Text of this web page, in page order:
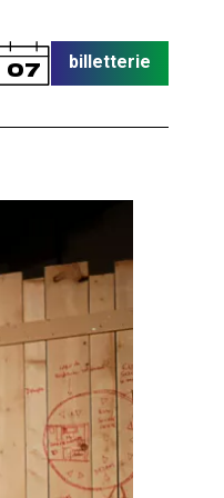
07 billetterie